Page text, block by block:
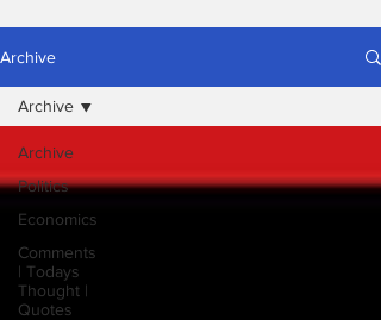
Archive
Archive
Politics
Economics
Comments
| Todays
Thought |
Quotes
Archive